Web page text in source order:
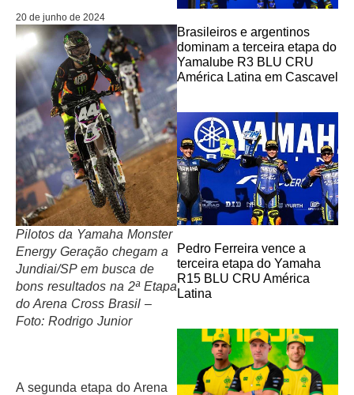
20 de junho de 2024
Pilotos da Yamaha Monster
Energy Geração chegam a
Jundiai/SP em busca de
bons resultados na 2ª Etapa
do Arena Cross Brasil –
Foto: Rodrigo Junior
A segunda etapa do Arena
Brasileiros e argentinos
dominam a terceira etapa do
Yamalube R3 BLU CRU
América Latina em Cascavel
Pedro Ferreira vence a
terceira etapa do Yamaha
R15 BLU CRU América
Latina